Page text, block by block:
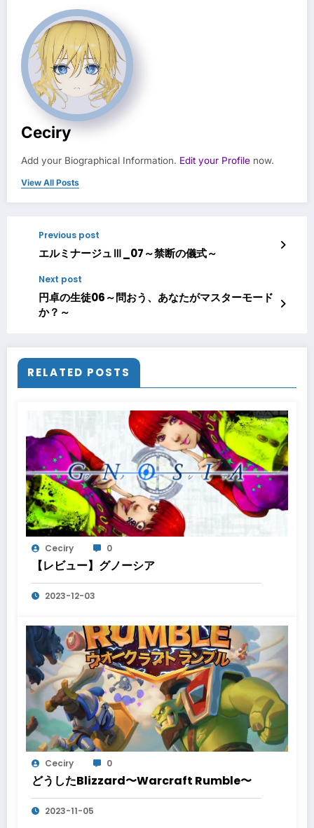
Ceciry
Add your Biographical Information. Edit your Profile now.
View All Posts
Previous post
エルミナージュⅢ_07～禁断の儀式～
Next post
円卓の生徒06～問おう、あなたがマスターモード
か？～
RELATED POSTS
Ceciry 0
【レビュー】グノーシア
2023-12-03
Ceciry 0
どうしたBlizzard〜Warcraft Rumble〜
2023-11-05